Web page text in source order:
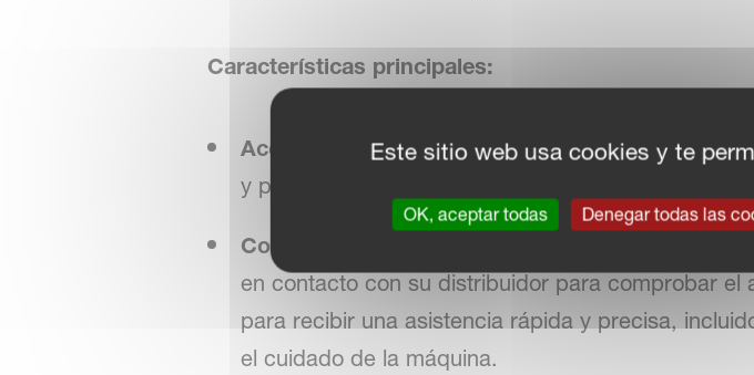
Características principales:
Acceso remoto sin interrupciones:Su máquina
y precisa del equipo de servicio.
Control total, en cualquier lugar:
Con
en contacto con su distribuidor para comprobar el
para recibir una asistencia rápida y precisa,
el cuidado de la máquina.
Este sitio web usa cookies y te
OK, aceptar todas Denegar todas las